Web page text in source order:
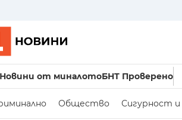
от миналотоБНТ Проверено
Общество Сигурност и